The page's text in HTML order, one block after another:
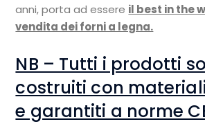
anni, porta ad essere il best in the
vendita dei forni a legna.
NB – Tutti i prodotti
costruiti con
e garantiti a norme